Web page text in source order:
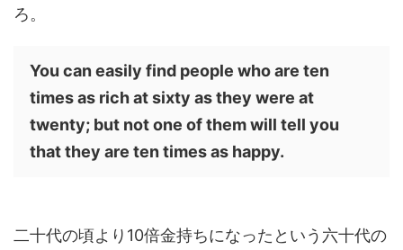
ろ。
You can easily find people who are ten
times as rich at sixty as they were at
twenty; but not one of them will tell you
that they are ten times as happy.
二十代の頃より10倍金持ちになったという六十代の